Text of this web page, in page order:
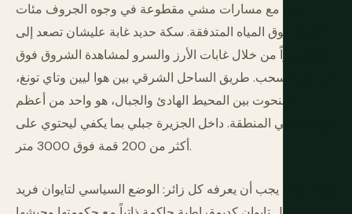
آسيا، مع مسارات مشي مقطوعة في وجوه الجروف مئات
الأمتار فوق المياه المتدفقة. سكة حديد غابة عليشان تصعد إلى
2216 متراً من خلال غابات الأرز والسرو لمشاهدة الشروق فوق
بحر من السحب. طريق الساحل الشرقي بين هوا ليين وتاي تونغ،
المنحوت بين المحيط الهادئ والجبال، هو واحد من أعظم
الرحلات في المنطقة. داخل الجزيرة جبلي بما يكفي ليحتوي على
أكثر من 200 قمة فوق 3000 متر.
سياق واحد يجب أن يعرفه كل زائر: الوضع السياسي لتايوان فريد